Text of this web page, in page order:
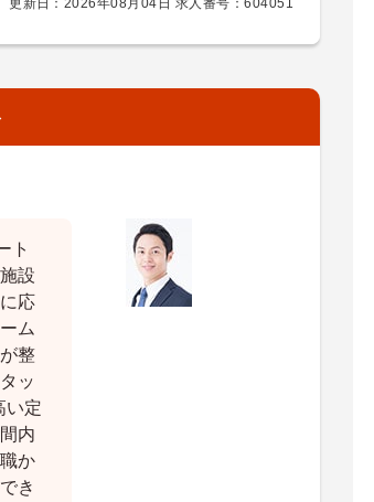
ト
設
応
ム
整
ッ
い定
内
か
き